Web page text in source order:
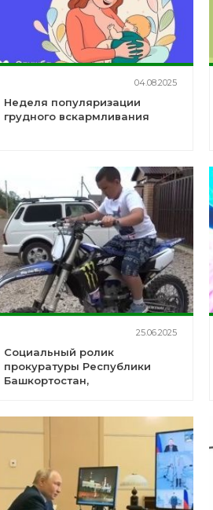
04.08.2025
Неделя популяризации
грудного вскармливания
25.06.2025
Социальный ролик
прокуратуры Республики
Башкортостан,
несовершеннолетних